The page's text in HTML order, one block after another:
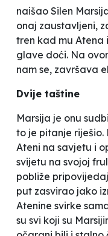
naišao Silen
onaj zaustavljeni,
tren kad mu Atena
glave doći. Na
nam se, završava
Dvije taštine
Marsija je onu
to je pitanje riješio.
Ateni na savjetu i
svijetu na svojoj
pobliže
put zasvirao jako
Atenine svirke
su svi koji su